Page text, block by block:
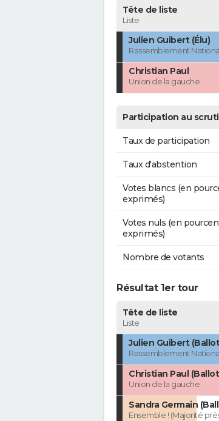
Tête de liste
Liste
Julien Guibert (Élu)
Rassemblement
Christian Paul
Union de la gauche
Participation au
Taux de participation
Taux d'abstention
Votes blancs (en
exprimés)
Votes nuls (en
exprimés)
Nombre de votants
Résultat 1er tour
Tête de liste
Liste
Julien Guibert
Rassemblement
Christian Paul
Union de la gauche
Sandra Germain
Ensemble ! (Majorité